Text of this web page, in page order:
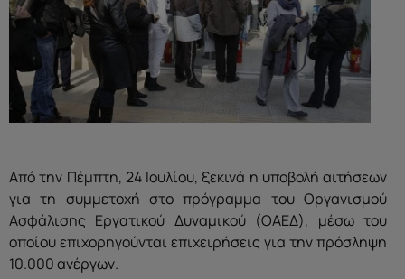
Από την Πέμπτη, 24 Ιουλίου, ξεκινά η υποβολή αιτήσεων
για τη συμμετοχή στο πρόγραμμα του Οργανισμού
Ασφάλισης Εργατικού Δυναμικού (ΟΑΕΔ), μέσω του
οποίου επιχορηγούνται επιχειρήσεις για την πρόσληψη
10.000 ανέργων.